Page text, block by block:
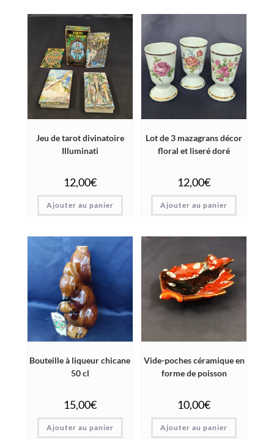
Jeu de tarot divinatoire
Illuminati
12,00€
Ajouter au panier
Lot de 3 mazagrans décor
floral et liseré doré
12,00€
Ajouter au panier
Bouteille à liqueur chicane
50 cl
15,00€
Ajouter au panier
Vide-poches céramique en
forme de poisson
10,00€
Ajouter au panier